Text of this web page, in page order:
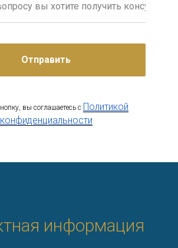
Отправить
вы соглашаетесь с Политикой
конфиденциальности
информация